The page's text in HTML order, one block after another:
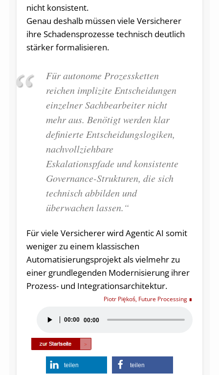
nicht konsistent.
Genau deshalb müssen viele Versicherer
ihre Schadensprozesse technisch deutlich
stärker formalisieren.
Für autonome Prozessketten
reichen implizite Entscheidungen
einzelner Sachbearbeiter nicht
mehr aus. Benötigt werden klar
definierte Entscheidungslogiken,
nachvollziehbare
Eskalationspfade und konsistente
Governance-Strukturen, die sich
technisch abbilden und
überwachen lassen.“
Für viele Versicherer wird Agentic AI somit
weniger zu einem klassischen
Automatisierungsprojekt als vielmehr zu
einer grundlegenden Modernisierung ihrer
Prozess- und Integrationsarchitektur.
Piotr Piękoś, Future Processing
Player
00:00 00:00
teilen teilen